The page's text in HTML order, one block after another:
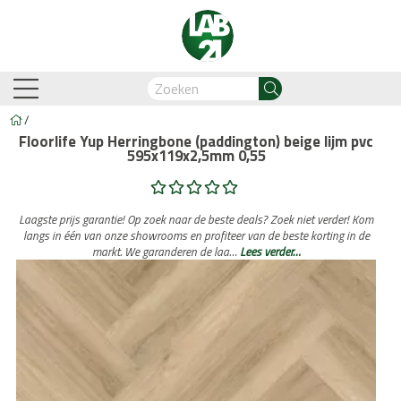
Amsterdam-Zuidoost
Automation & AI Account Manager
Lijm PVC vloeren PVC visgraat
Belakos Cavallino Cortina
Legdienst
Legservice
Legmateriaal
Service
Legdienst
Service informatie
/
Floorlife Yup Herringbone (paddington) beige lijm pvc
595x119x2,5mm 0,55
Laagste prijs garantie! Op zoek naar de beste deals? Zoek niet verder! Kom
langs in één van onze showrooms en profiteer van de beste korting in de
markt. We garanderen de laa… Lees verder…